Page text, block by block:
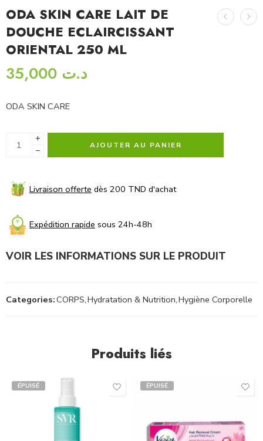
ODA SKIN CARE LAIT DE
DOUCHE ECLAIRCISSANT
ORIENTAL 250 ML
د.ت
ODA SKIN CARE
+
−
AJOUTER AU PANIER
Livraison offerte dès 200 TND d'achat
Expédition rapide sous 24h-48h
VOIR LES INFORMATIONS SUR LE PRODUIT
Categories:CORPS,Hydratation & Nutrition,Hygiène Corporelle
Produits liés
ÉPUISÉ ÉPUISÉ